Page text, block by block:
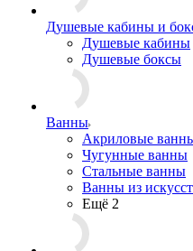
Душевые кабины и
Душевые кабины
Душевые боксы
Ванны
Акриловые
Чугунные ванны
Стальные ванны
Ванны из
Ещё 2